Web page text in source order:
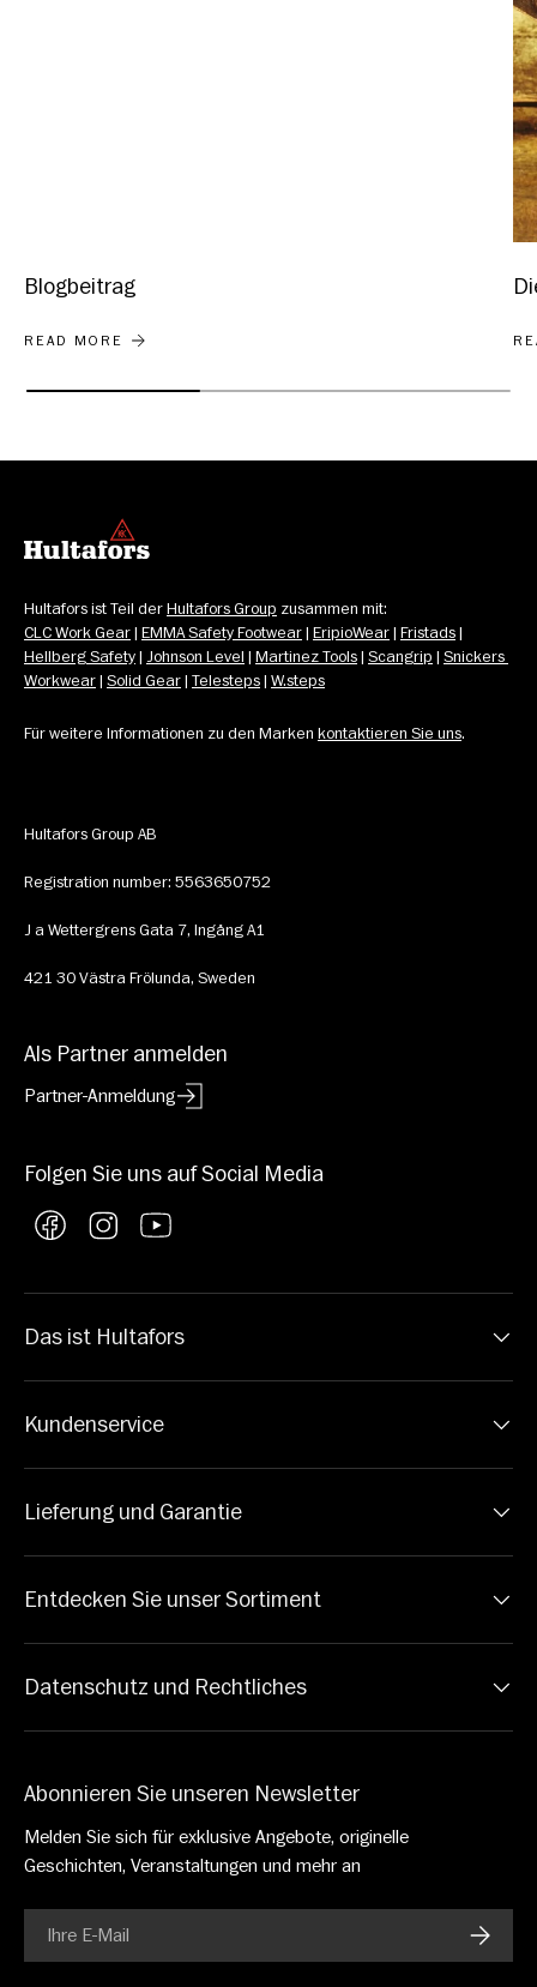
Blogbeitrag
READ MORE
Hultafors ist Teil der Hultafors Group zusammen mit:
CLC Work Gear | EMMA Safety Footwear | EripioWear | Fristads
Hellberg Safety | Johnson Level | Martinez Tools | Scangrip | Snickers
Workwear | Solid Gear | Telesteps | W.steps
Für weitere Informationen zu den Marken kontaktieren Sie uns.
Hultafors Group AB
Registration number: 5563650752
J a Wettergrens Gata 7, Ingång A1
421 30 Västra Frölunda, Sweden
Als Partner anmelden
Partner-Anmeldung
Folgen Sie uns auf Social Media
FacebookInstagramYouTube
Das ist Hultafors
Kundenservice
Lieferung und Garantie
Entdecken Sie unser Sortiment
Datenschutz und Rechtliches
Abonnieren Sie unseren Newsletter
Melden Sie sich für exklusive Angebote, originelle
Geschichten, Veranstaltungen und mehr an
E-Mail